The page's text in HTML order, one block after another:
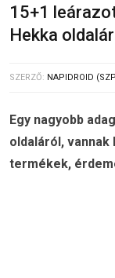
15+1
Hekka
SZERZŐ: NAPIDROID
Egy nagyobb
oldaláról,
termékek,